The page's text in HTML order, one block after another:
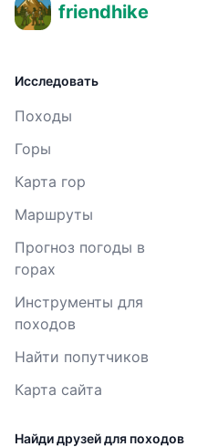
friendhike
Исследовать
Походы
Горы
Карта гор
Маршруты
Прогноз погоды в
горах
Инструменты для
походов
Найти попутчиков
Карта сайта
Найди друзей для походов